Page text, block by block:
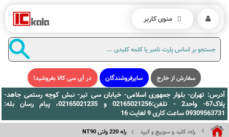
سفارش از خارج سایرفروشندگان در آی سی کالا بفروشید!
آدرس: تهران- بلوار جمهوری اسلامی- خیابان سی تیر- نبش کوچه رستمی جاهد-
پلاک67- واحد2 - تلفن:02165021256 و 02165021235، پیام رسان بله:
09309563731 ساعت کاری 9 لغایت 16
رله، کلید و سوییچ و کیپد رله 220 ولتی NT90
منوی کاربر